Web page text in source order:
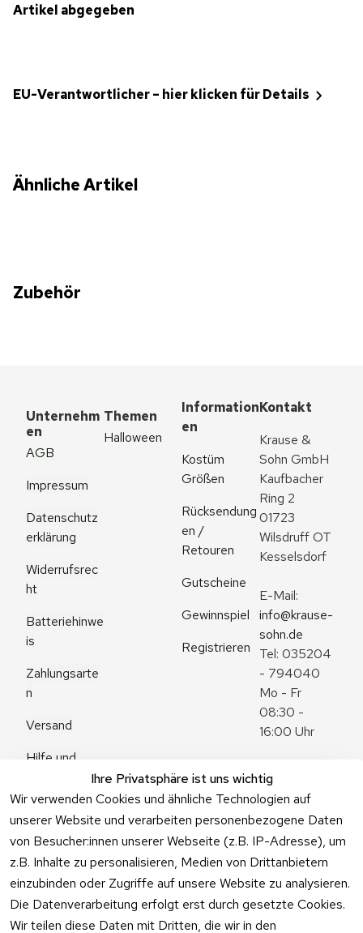
Artikel abgegeben
EU-Verantwortlicher – hier klicken für Details
Ähnliche Artikel
Zubehör
Ihre Privatsphäre ist uns wichtig
Wir verwenden Cookies und ähnliche Technologien auf
unserer Website und verarbeiten personenbezogene Daten
von Besucher:innen unserer Webseite (z.B. IP-Adresse), um
z.B. Inhalte zu personalisieren, Medien von Drittanbietern
einzubinden oder Zugriffe auf unsere Website zu analysieren.
Die Datenverarbeitung erfolgt erst durch gesetzte Cookies.
Wir teilen diese Daten mit Dritten, die wir in den
Unternehm
en
AGB
Impressum
Datenschutz
erklärung
Widerrufsrec
ht
Batteriehinwe
is
Zahlungsarte
n
Versand
Hilfe und
Fragen
Themen
Halloween
Information
en
Kostüm
Größen
Rücksendung
en /
Retouren
Gutscheine
Gewinnspiel
Registrieren
Kontakt
Krause &
Sohn GmbH
Kaufbacher
Ring 2
01723
Wilsdruff OT
Kesselsdorf
info@krause-
sohn.de
Tel: 035204
- 794040
Mo - Fr
08:30 -
16:00 Uhr
Zum
Kontaktformu
lar
Vertrag
widerrufen